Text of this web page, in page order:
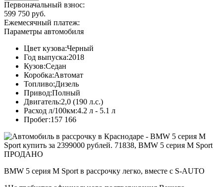
Первоначальный взнос:
599 750 руб.
Ежемесячный платеж:
Параметры автомобиля
Цвет кузова:Черный
Год выпуска:2018
Кузов:Седан
Коробка:Автомат
Топливо:Дизель
Привод:Полный
Двигатель:2,0 (190 л.с.)
Расход л/100км:4.2 л - 5.1 л
Пробег:157 166
ПРОДАНО
BMW 5 серия M Sport в рассрочку легко, вместе с S-AUTO